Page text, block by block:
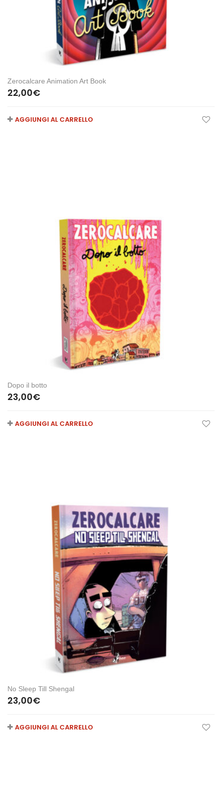
Zerocalcare Animation Art Book
22,00€
AGGIUNGI AL CARRELLO
Dopo il botto
23,00€
AGGIUNGI AL CARRELLO
No Sleep Till Shengal
23,00€
AGGIUNGI AL CARRELLO